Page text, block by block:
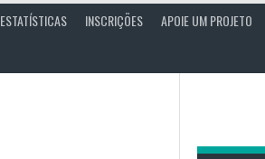
ESTATÍSTICAS INSCRIÇÕES APOIE UM PROJETO